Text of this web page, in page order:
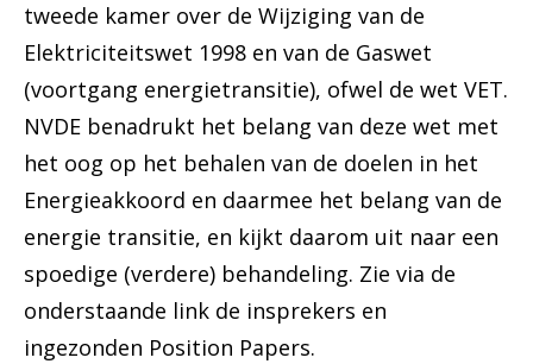
tweede kamer over de Wijziging van de
Elektriciteitswet 1998 en van de Gaswet
(voortgang energietransitie), ofwel de wet VET.
NVDE benadrukt het belang van deze wet met
het oog op het behalen van de doelen in het
Energieakkoord en daarmee het belang van de
energie transitie, en kijkt daarom uit naar een
spoedige (verdere) behandeling. Zie via de
onderstaande link de insprekers en
ingezonden Position Papers.